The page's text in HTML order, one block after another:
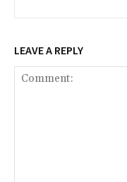
LEAVE A REPLY